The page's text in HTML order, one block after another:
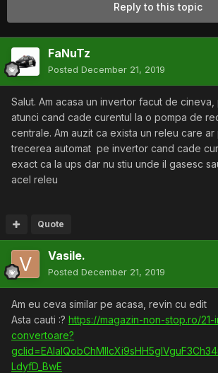
Reply to this topic
FaNuTz
Posted December 21, 2019
Salut. Am acasa un invertor facut de
atunci cand cade curentul la o pompa de
centrale. Am auzit ca exista un releu care
trecerea automat pe invertor cand cade
exact ca la ups dar nu stiu unde il gasesc
acel releu
Quote
Vasile.
Posted December 21, 2019
Am eu ceva similar pe acasa, revin cu edit
Asta cauti :? https://magazin-non-stop.ro/
convertoare?
LdyfD_BwE